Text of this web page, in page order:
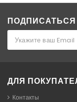
ПОДПИСАТЬСЯ
ДЛЯ
Контакты